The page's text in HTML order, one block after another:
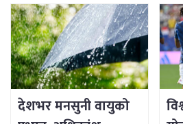
देशभर मनसुनी वायुको